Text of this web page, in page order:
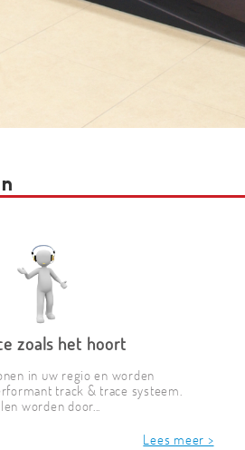
zoals het hoort
in uw regio en worden
track & trace systeem.
worden door...
Lees meer >